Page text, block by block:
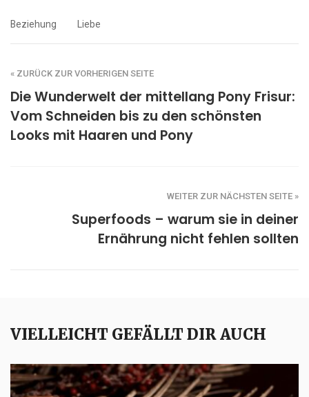
Beziehung Liebe
« ZURÜCK ZUR VORHERIGEN SEITE
Die Wunderwelt der mittellang Pony Frisur:
Vom Schneiden bis zu den schönsten
Looks mit Haaren und Pony
WEITER ZUR NÄCHSTEN SEITE »
Superfoods – warum sie in deiner
Ernährung nicht fehlen sollten
VIELLEICHT GEFÄLLT DIR AUCH